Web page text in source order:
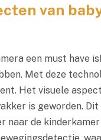
van
een must have
Met deze
Het visuele
is geworden.
naar de